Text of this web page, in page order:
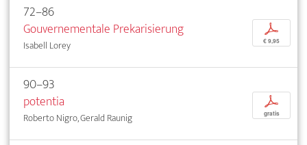
72–86
Gouvernementale Prekarisierung
Isabell Lorey
p
€ 9,95
90–93
potentia
Roberto Nigro, Gerald Raunig
p
gratis